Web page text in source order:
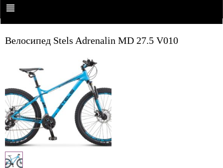
Велосипед Stels Adrenalin MD 27.5 V010